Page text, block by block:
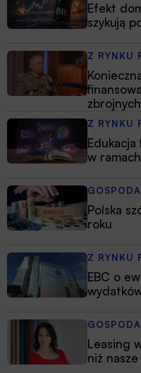
Efekt
szykują
Z RYNKU
zbrojnych
Z RYNKU
w
Polska
roku
Z RYNKU
EBC o
Leasing
niż nasze